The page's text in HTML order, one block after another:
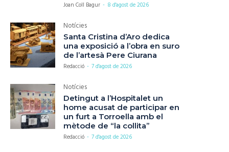
Joan Coll Bagur - 8 d'agost de 2026
Notícies
Santa Cristina d’Aro dedica
una exposició a l’obra en suro
de l’artesà Pere Ciurana
Redacció - 7 d'agost de 2026
Notícies
Detingut a l’Hospitalet un
home acusat de participar en
un furt a Torroella amb el
mètode de “la collita”
Redacció - 7 d'agost de 2026